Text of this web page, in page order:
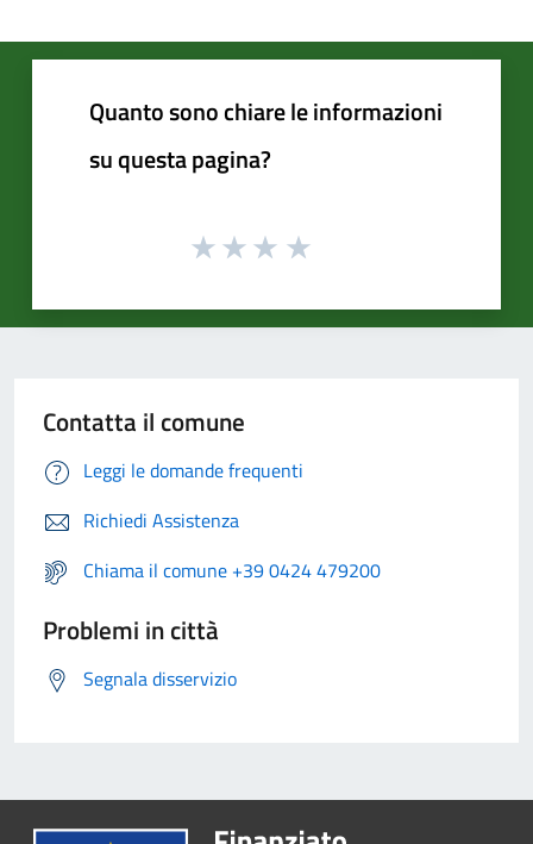
Quanto sono chiare le informazioni
su questa pagina?
Contatta il comune
Leggi le domande frequenti
Richiedi Assistenza
Chiama il comune +39 0424 479200
Problemi in città
Segnala disservizio